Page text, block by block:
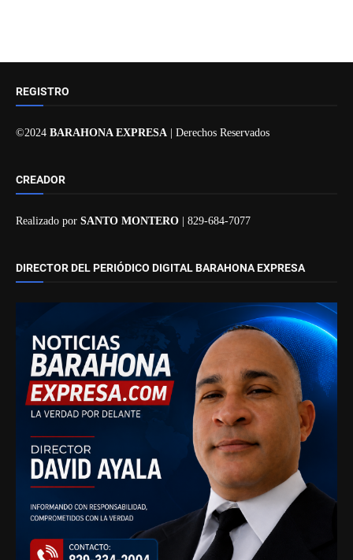
REGISTRO
©2024 BARAHONA EXPRESA | Derechos Reservados
CREADOR
Realizado por SANTO MONTERO | 829-684-7077
DIRECTOR DEL PERIÓDICO DIGITAL BARAHONA EXPRESA